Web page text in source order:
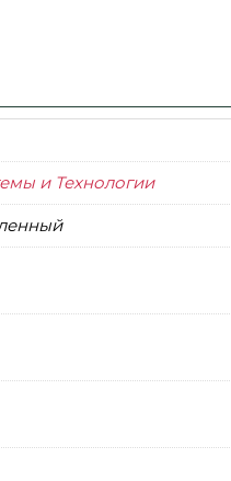
и Технологии